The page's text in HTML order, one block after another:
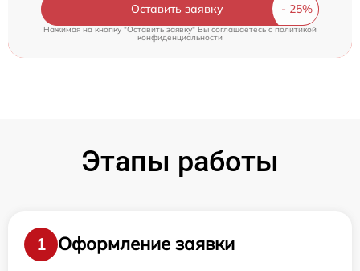
Оставить заявку
Нажимая на кнопку "Оставить заявку" Вы соглашаетесь cполитикой
конфиденциальности
Этапы работы
1
Оформление заявки